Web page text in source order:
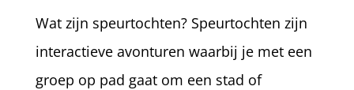
Wat zijn speurtochten? Speurtochten zijn
interactieve avonturen waarbij je met een
groep op pad gaat om een stad of